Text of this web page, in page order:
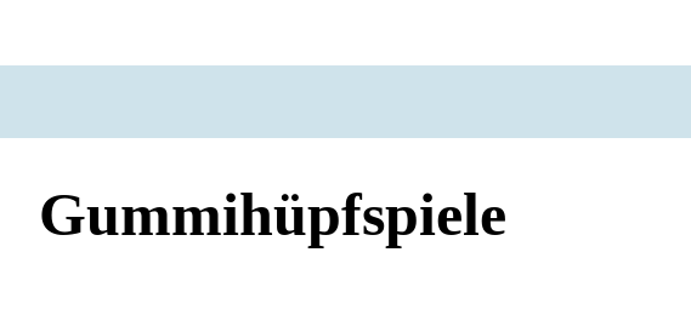
Gummihüpfspiele